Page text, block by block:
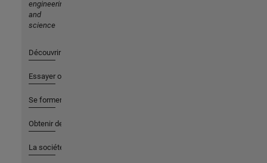
engineering
and
science
Découvrir les produits
Essayer ou acheter
Se former
Obtenir de l'aide
La société